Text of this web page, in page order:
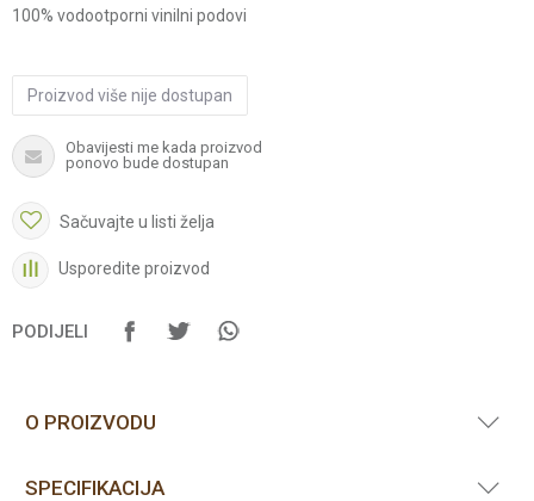
100% vodootporni vinilni podovi
Proizvod više nije dostupan
Obavijesti me kada proizvod
ponovo bude dostupan
Sačuvajte u listi želja
Usporedite proizvod
PODIJELI
O PROIZVODU
SPECIFIKACIJA